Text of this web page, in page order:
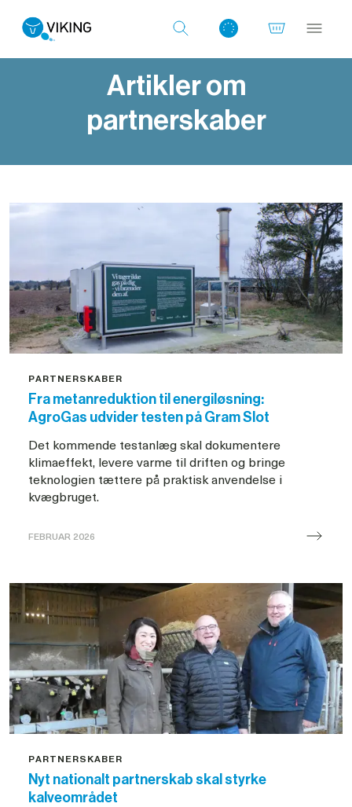
Log ind med det samme
Artikler om
partnerskaber
PARTNERSKABER
Fra metanreduktion til energiløsning:
AgroGas udvider testen på Gram Slot
Det kommende testanlæg skal dokumentere
klimaeffekt, levere varme til driften og bringe
teknologien tættere på praktisk anvendelse i
kvægbruget.
FEBRUAR 2026
på
Gram
Slot
PARTNERSKABER
Nyt nationalt partnerskab skal styrke
kalveområdet